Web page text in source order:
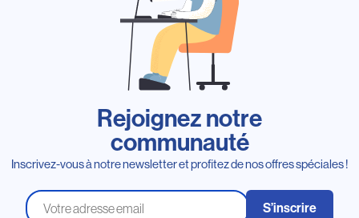
Rejoignez notre
communauté
Inscrivez-vous à notre newsletter et profitez de nos offres spéciales !
S’inscrire